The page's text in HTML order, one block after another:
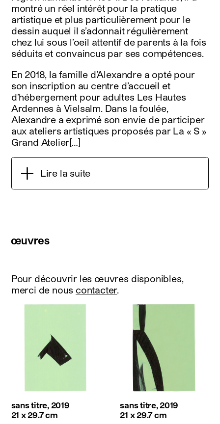
montré un réel intérêt pour la pratique
artistique et plus particulièrement pour le
dessin auquel il s’adonnait régulièrement
chez lui sous l’oeil attentif de parents à la fois
séduits et convaincus par ses compétences.
En 2018, la famille d’Alexandre a opté pour
son inscription au centre d’accueil et
d’hébergement pour adultes Les Hautes
Ardennes à Vielsalm. Dans la foulée,
Alexandre a exprimé son envie de participer
aux ateliers artistiques proposés par La « S »
Grand Atelier[…]
Lire la suite
œuvres
Pour découvrir les œuvres disponibles,
merci de nous contacter.
sans titre, 2019
21 x 29.7 cm
sans titre, 2019
21 x 29.7 cm